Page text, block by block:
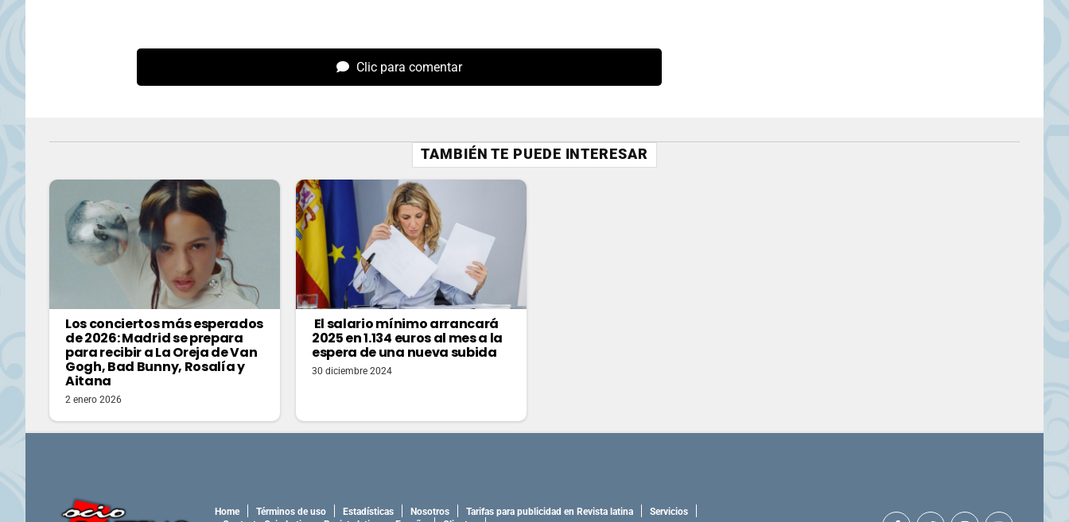
Clic para comentar
TAMBIÉN TE PUEDE INTERESAR
Los conciertos más esperados
de 2026: Madrid se prepara
para recibir a La Oreja de Van
Gogh, Bad Bunny, Rosalía y
Aitana
2 enero 2026
El salario mínimo arrancará
2025 en 1.134 euros al mes a la
espera de una nueva subida
30 diciembre 2024
Home Términos de uso Estadísticas Nosotros Tarifas para publicidad en Revista latina
Servicios